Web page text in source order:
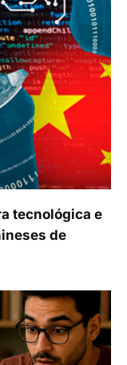
tecnológica e
de